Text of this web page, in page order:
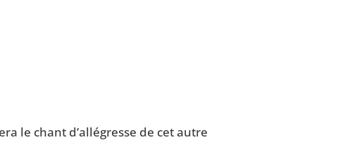
le chant d’allégresse de cet autre